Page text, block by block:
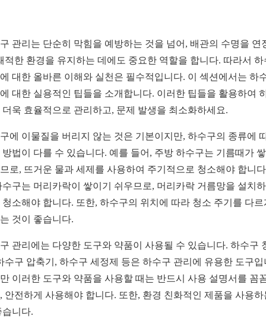
관리는 단순히 막힘을 예방하는 것을 넘어, 배관의 수명을 연
적한 환경을 유지하는 데에도 중요한 역할을 합니다. 따라서 하
대한 올바른 이해와 실천은 필수적입니다. 이 섹션에서는 하
대한 실용적인 팁들을 소개합니다. 이러한 팁들을 활용하여
더욱 효율적으로 관리하고, 문제 발생을 최소화하세요.
에 이물질을 버리지 않는 것은 기본이지만, 하수구의 종류에
방법이 다를 수 있습니다. 예를 들어, 주방 하수구는 기름때가
로, 뜨거운 물과 세제를 사용하여 주기적으로 청소해야 합니
수구는 머리카락이 쌓이기 쉬우므로, 머리카락 거름망을 설치
청소해야 합니다. 또한, 하수구의 위치에 따라 청소 주기를 다르
것이 좋습니다.
관리에는 다양한 도구와 약품이 사용될 수 있습니다. 하수구
수구 압축기, 하수구 세정제 등은 하수구 관리에 유용한 도구입
이러한 도구와 약품을 사용할 때는 반드시 사용 설명서를 꼼
안전하게 사용해야 합니다. 또한, 환경 친화적인 제품을 사용하
습니다.